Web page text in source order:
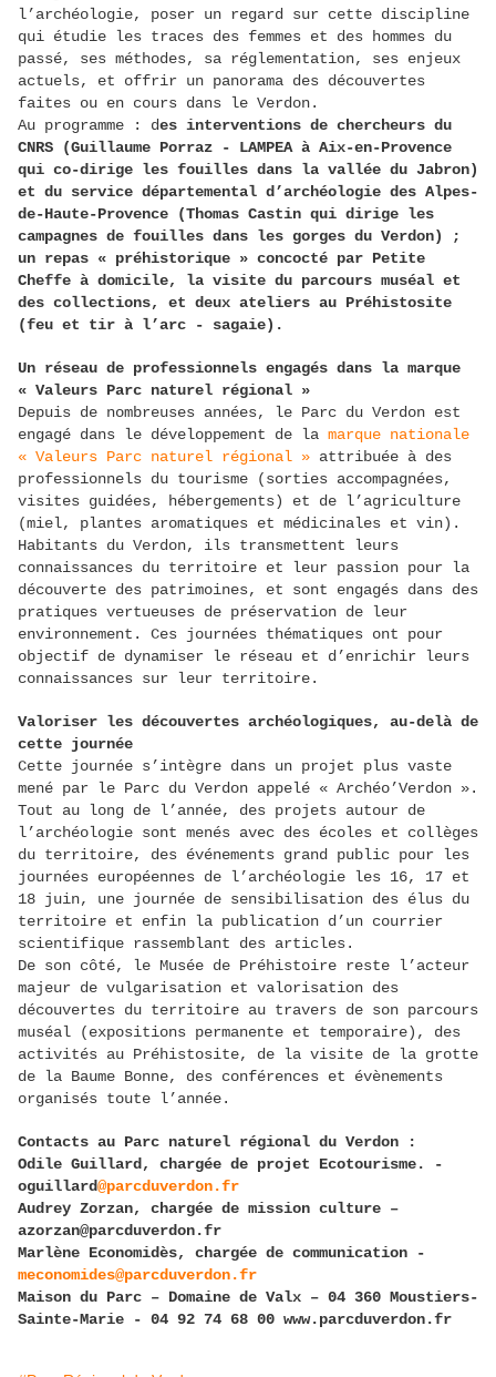
l’archéologie, poser un regard sur cette discipline
qui étudie les traces des femmes et des hommes du
passé, ses méthodes, sa réglementation, ses enjeux
actuels, et offrir un panorama des découvertes
faites ou en cours dans le Verdon.
Au programme : des interventions de chercheurs du
CNRS (Guillaume Porraz - LAMPEA à Aix-en-Provence
qui co-dirige les fouilles dans la vallée du Jabron)
et du service départemental d’archéologie des Alpes-
de-Haute-Provence (Thomas Castin qui dirige les
campagnes de fouilles dans les gorges du Verdon) ;
un repas « préhistorique » concocté par Petite
Cheffe à domicile, la visite du parcours muséal et
des collections, et deux ateliers au Préhistosite
(feu et tir à l’arc - sagaie).
Un réseau de professionnels engagés dans la marque
« Valeurs Parc naturel régional »
Depuis de nombreuses années, le Parc du Verdon est
engagé dans le développement de la marque nationale
« Valeurs Parc naturel régional » attribuée à des
professionnels du tourisme (sorties accompagnées,
visites guidées, hébergements) et de l’agriculture
(miel, plantes aromatiques et médicinales et vin).
Habitants du Verdon, ils transmettent leurs
connaissances du territoire et leur passion pour la
découverte des patrimoines, et sont engagés dans des
pratiques vertueuses de préservation de leur
environnement. Ces journées thématiques ont pour
objectif de dynamiser le réseau et d’enrichir leurs
connaissances sur leur territoire.
Valoriser les découvertes archéologiques, au-delà de
cette journée
Cette journée s’intègre dans un projet plus vaste
mené par le Parc du Verdon appelé « Archéo’Verdon ».
Tout au long de l’année, des projets autour de
l’archéologie sont menés avec des écoles et collèges
du territoire, des événements grand public pour les
journées européennes de l’archéologie les 16, 17 et
18 juin, une journée de sensibilisation des élus du
territoire et enfin la publication d’un courrier
scientifique rassemblant des articles.
De son côté, le Musée de Préhistoire reste l’acteur
majeur de vulgarisation et valorisation des
découvertes du territoire au travers de son parcours
muséal (expositions permanente et temporaire), des
activités au Préhistosite, de la visite de la grotte
de la Baume Bonne, des conférences et évènements
organisés toute l’année.
Contacts au Parc naturel régional du Verdon :
Odile Guillard, chargée de projet Ecotourisme. -
oguillard@parcduverdon.fr
Audrey Zorzan, chargée de mission culture –
azorzan@parcduverdon.fr
Marlène Economidès, chargée de communication -
meconomides@parcduverdon.fr
Maison du Parc – Domaine de Valx – 04 360 Moustiers-
Sainte-Marie - 04 92 74 68 00 www.parcduverdon.fr